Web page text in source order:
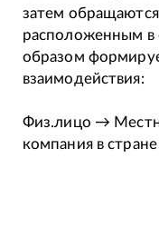
затем
расположенным в
образом
взаимодействия:
Физ.лицо →
компания в